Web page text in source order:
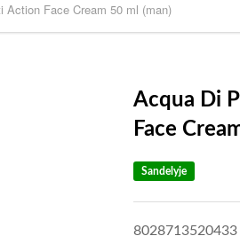
Action Face Cream 50 ml (man)
Acqua Di
Face
Sandelyje
8028713520433